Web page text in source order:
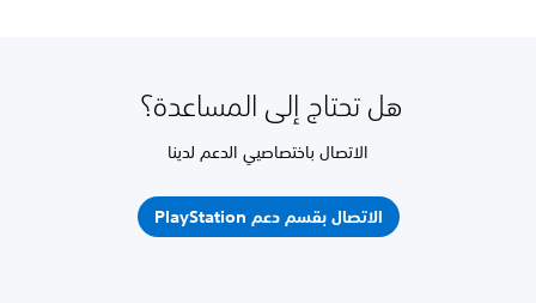
هل تحتاج إلى المساعدة؟
الاتصال باختصاصيي الدعم لدينا
الاتصال بقسم دعم PlayStation